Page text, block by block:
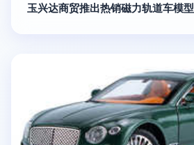
玉兴达商贸推出热销磁力轨道车模型